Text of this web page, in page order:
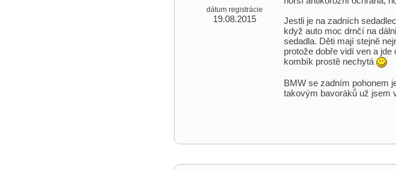
dátum registrácie
19.08.2015
Jestli je na zadních
když auto moc drnčí na
sedadla. Děti mají stejně
protože dobře vidí ven a
kombík prostě nechytá
BMW se zadním pohonem
takovým bavoráků už jsem